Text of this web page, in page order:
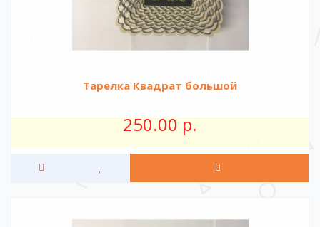
Тарелка Квадрат большой
250.00 р.